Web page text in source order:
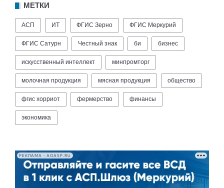
МЕТКИ
АСП ИТ ФГИС Зерно ФГИС Меркурий
ФГИС Сатурн Честный знак би бизнес
искусственный интеллект минпромторг
молочная продукция мясная продукция общество
фгис хорриот фермерство финансы
экономика
РЕКЛАМА • AOASP.RU